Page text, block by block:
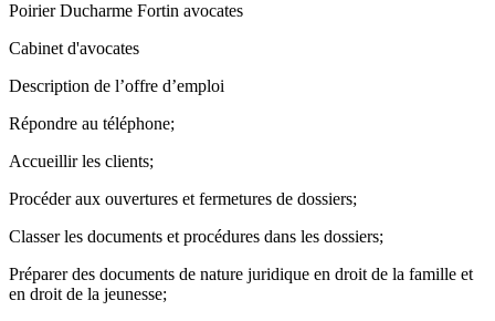
Poirier Ducharme Fortin avocates
Cabinet d'avocates
Description de l’offre d’emploi
Répondre au téléphone;
Accueillir les clients;
Procéder aux ouvertures et fermetures de dossiers;
Classer les documents et procédures dans les dossiers;
Préparer des documents de nature juridique en droit de la famille et
en droit de la jeunesse;